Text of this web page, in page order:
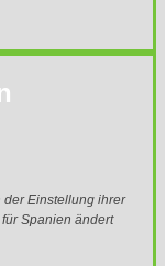
Einstellung ihrer
Spanien ändert